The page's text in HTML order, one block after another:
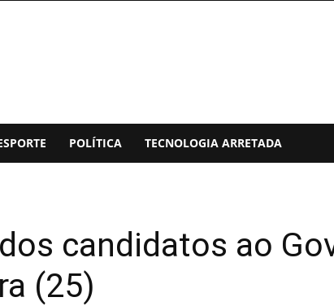
POLÍTICA TECNOLOGIA ARRETADA
candidatos ao
(25)